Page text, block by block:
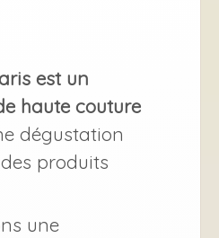
est un
haute couture
dégustation
produits
une